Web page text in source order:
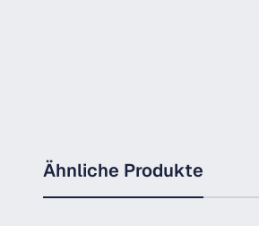
Ähnliche Produkte